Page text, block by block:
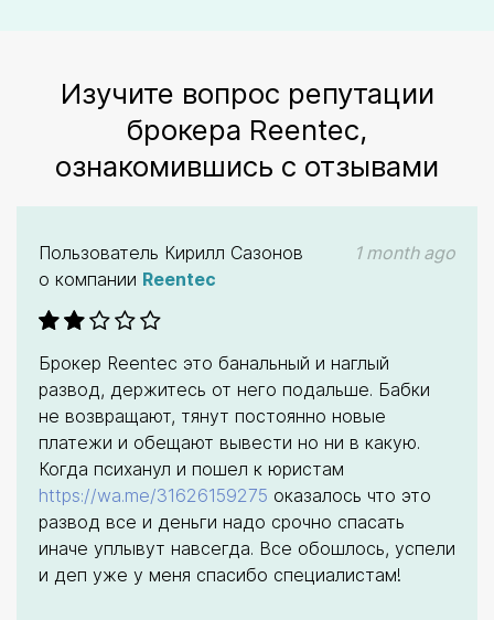
Изучите вопрос репутации
брокера Reentec,
ознакомившись с отзывами
Пользователь Кирилл Сазонов
о компании Reentec
1 month ago
Брокер Reentec это банальный и наглый
развод, держитесь от него подальше. Бабки
не возвращают, тянут постоянно новые
платежи и обещают вывести но ни в какую.
Когда психанул и пошел к юристам
https://wa.me/31626159275 оказалось что это
развод все и деньги надо срочно спасать
иначе уплывут навсегда. Все обошлось, успели
и деп уже у меня спасибо специалистам!